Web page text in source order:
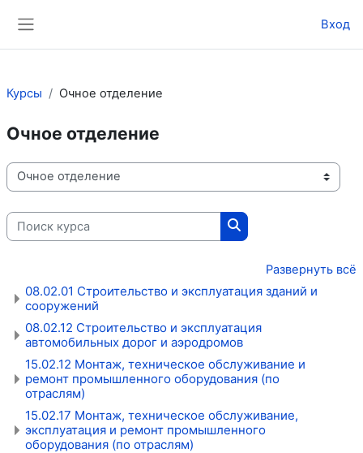
Вход
Курсы Очное отделение
Очное отделение
Категории курсов
Поиск курса
Поиск курса
Развернуть всё
08.02.01 Строительство и эксплуатация зданий и
сооружений
08.02.12 Строительство и эксплуатация
автомобильных дорог и аэродромов
15.02.12 Монтаж, техническое обслуживание и
ремонт промышленного оборудования (по
отраслям)
15.02.17 Монтаж, техническое обслуживание,
эксплуатация и ремонт промышленного
оборудования (по отраслям)